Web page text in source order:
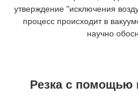
утверждение "исключения
процесс происходит в
научно
Резка с помощью